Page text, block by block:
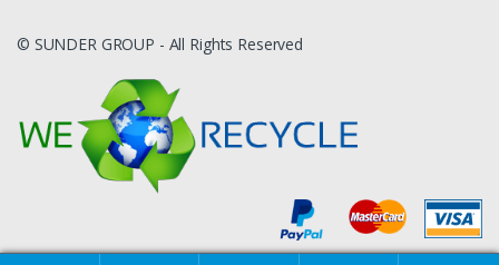
© SUNDER GROUP - All Rights Reserved